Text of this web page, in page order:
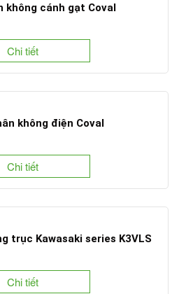
không cánh gạt Coval
Chi tiết
không điện Coval
Chi tiết
trục Kawasaki series K3VLS
Chi tiết